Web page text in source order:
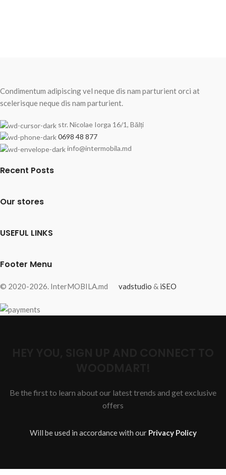
Condimentum adipiscing vel neque dis nam parturient orci at
scelerisque neque dis nam parturient.
str. Nicolae Iorga 16/1, Bălți
0698 48 877
info@intermobila.md
Recent Posts
Our stores
USEFUL LINKS
Footer Menu
© 2020-2026. InterMOBILA.md vadstudio & iSEO
Be the first to learn about our latest trends and get exclusive
offers
Will be used in accordance with our Privacy Policy